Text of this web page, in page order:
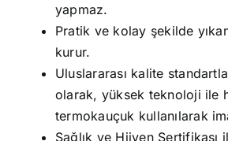
yapmaz.
Pratik ve kolay şekilde
kurur.
Uluslararası kalite
olarak, yüksek teknoloji ile
termokauçuk kullanılarak
Sağlık ve Hijyen Sertifikası